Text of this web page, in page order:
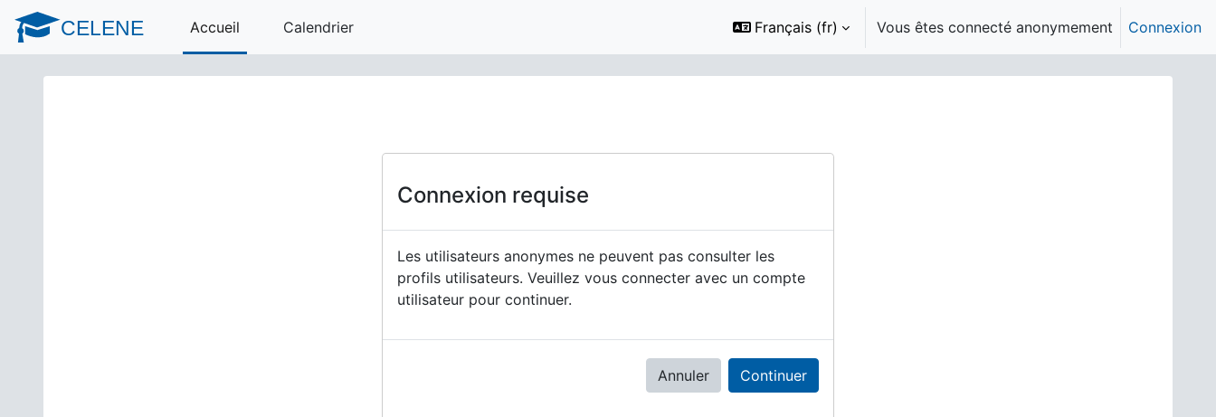
Passer au contenu principal
CELENE Accueil Calendrier Français ‎(fr)‎ Vous êtes connecté anonymement Connexion
Connexion requise
Les utilisateurs anonymes ne peuvent pas consulter les
profils utilisateurs. Veuillez vous connecter avec un compte
utilisateur pour continuer.
Annuler Continuer